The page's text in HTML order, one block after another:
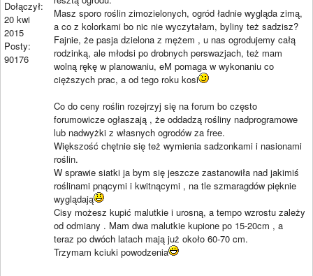
Dołączył:
20 kwi
2015
Posty:
90176
Masz sporo roślin zimozielonych, ogród ładnie wygląda zimą,
a co z kolorkami bo nic nie wyczytałam, byliny też sadzisz?
Fajnie, że pasja dzielona z mężem , u nas ogrodujemy całą
rodzinką, ale młodsi po drobnych perswazjach, też mam
wolną rękę w planowaniu, eM pomaga w wykonaniu co
cięższych prac, a od tego roku kosi
Co do ceny roślin rozejrzyj się na forum bo często
forumowicze ogłaszają , że oddadzą rośliny nadprogramowe
lub nadwyżki z własnych ogrodów za free.
Większość chętnie się też wymienia sadzonkami i nasionami
roślin.
W sprawie siatki ja bym się jeszcze zastanowiła nad jakimiś
roślinami pnącymi i kwitnącymi , na tle szmaragdów pięknie
wyglądają
Cisy możesz kupić malutkie i urosną, a tempo wzrostu zależy
od odmiany . Mam dwa malutkie kupione po 15-20cm , a
teraz po dwóch latach mają już około 60-70 cm.
Trzymam kciuki powodzenia